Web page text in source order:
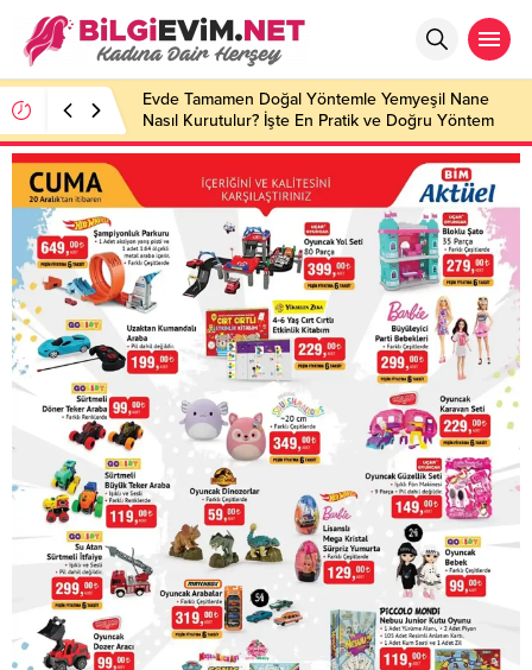
Evde Tamamen Doğal Yöntemle Yemyeşil Nane
Nasıl Kurutulur? İşte En Pratik ve Doğru Yöntem